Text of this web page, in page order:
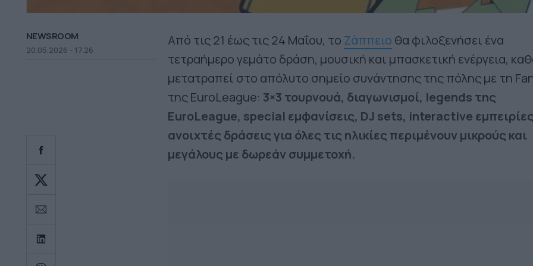
NEWSROOM
20.05.2026 - 17.26
Από τις 21 έως τις 24 Μαΐου, το Ζάππειο θα φιλοξενήσει ένα
τετραήμερο γεμάτο δράση, μουσική και μπασκετική ενέργεια,
μετατραπεί στο απόλυτο σημείο συνάντησης της πόλης με τη
της EuroLeague: 3×3 τουρνουά, διαγωνισμοί, legends της
EuroLeague, special εμφανίσεις, DJ sets, interactive
ανοιχτές δράσεις για όλες τις ηλικίες περιμένουν μικρούς και
μεγάλους με δωρεάν συμμετοχή.